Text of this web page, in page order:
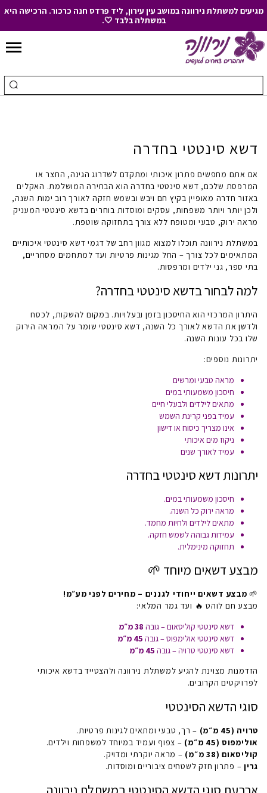
to
מגיעים למשתלת נירוונה במושב עין עירון, ליד פרדס חנה כרכור. הרכישה היא
במשתלה בלבד 🤍.
דשא סינטטי בחדרה
אם אתם מחפשים פתרון איכותי ומתקדם לשדרוג הגינה, החצר או
המרפסת שלכם, דשא סינטטי בחדרההוא הבחירה המושלמת. האקלים
באזור חדרה מאופיין בקיץ חם ויבש ובשמש חזקה לאורך רוב ימות השנה,
ולכן יותר ויותר משפחות, עסקים ומוסדות בוחרים בדשא סינטטי המעניק
מראה ירוק, טבעי ומטופח ללא צורך בתחזוקה שוטפת.
במשתלת נירוונה תוכלו למצוא מגוון רחב של דגמי דשא סינטטי איכותיים
המתאימים לכל צורך – החל מגינות פרטיות ועד למתחמים מסחריים,
בתי ספר, גני ילדים ומרפסות.
למה לבחור בדשא סינטטי בחדרה?
היתרון המרכזי הוא החיסכון בזמן ובעלויות. במקום להשקות, לכסח
ולדשן את הדשא לאורך כל השנה, דשא סינטטי שומר על המראה הירוק
שלו בכל עונות השנה.
יתרונות נוספים:
מראה טבעי ומרשים
חיסכון משמעותי במים
מתאים לילדים ולבעלי חיים
עמיד בפני קרינת השמש
אינו מצריך כיסוח או דישון
ניקוז מים איכותי
עמיד לאורך שנים
יתרונות דשא סינטטי בחדרה
חיסכון משמעותי במים.
מראה ירוק כל השנה.
מתאים לילדים ולחיות מחמד.
עמידות גבוהה לשמש חזקה.
תחזוקה מינימלית.
מבצע דשאים מיוחד 🌱
🌱 מבצע דשאים ייחודי לגננים – מחירים לפני מע״מ!
מבצע חם לוהט 🔥 ועד גמר המלאי:
דשא סינטטי קוליסאום – גובה 38 מ״מ
דשא סינטטי אולימפוס – גובה 45 מ״מ
דשא סינטטי טרויה – גובה 45 מ״מ
הזדמנות מצוינת להגיע למשתלת נירוונה ולהצטייד בדשא איכותי
לפרויקטים הקרובים.
סוגי הדשא הסינטטי
טרויה (45 מ״מ)
– רך, טבעי ומתאים לגינות פרטיות.
אולימפוס (45 מ״מ)
– צפוף ועמיד במיוחד למשפחות וילדים.
קוליסאום (38 מ״מ)
– מראה יוקרתי ומדויק.
גרין– פתרון חזק לשטחים ציבוריים ומוסדות.